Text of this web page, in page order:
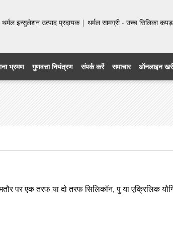
इन्सुलेशन उत्पाद प्रदायक | थर्मल सामग्री - उच्च सिलिका
भ्रमण गुणवत्ता नियंत्रण संपर्क करें समाचार ऑनलाइन
एक तरफ या दो तरफ सिलिकॉन, पु या एक्रिलिक